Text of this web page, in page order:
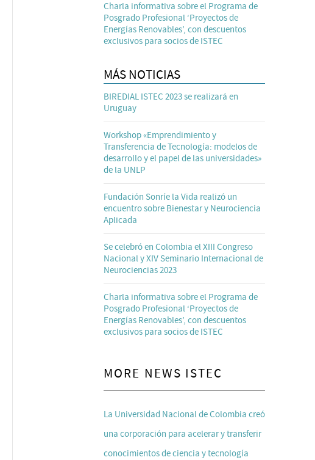
Charla informativa sobre el Programa de
Posgrado Profesional ‘Proyectos de
Energías Renovables’, con descuentos
exclusivos para socios de ISTEC
MÁS NOTICIAS
BIREDIAL ISTEC 2023 se realizará en
Uruguay
Workshop «Emprendimiento y
Transferencia de Tecnología: modelos de
desarrollo y el papel de las universidades»
de la UNLP
Fundación Sonríe la Vida realizó un
encuentro sobre Bienestar y Neurociencia
Aplicada
Se celebró en Colombia el XIII Congreso
Nacional y XIV Seminario Internacional de
Neurociencias 2023
Charla informativa sobre el Programa de
Posgrado Profesional ‘Proyectos de
Energías Renovables’, con descuentos
exclusivos para socios de ISTEC
MORE NEWS ISTEC
La Universidad Nacional de Colombia creó
una corporación para acelerar y transferir
conocimientos de ciencia y tecnología